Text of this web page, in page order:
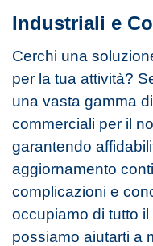
Industriali e
Cerchi una
per la tua attività?
una vasta gamma
commerciali per il
garantendo
aggiornamento
complicazioni e
occupiamo di tutto
possiamo aiutarti a